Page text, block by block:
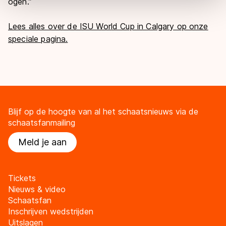
overdracht. Meer informatie vindt u in ons
Lees alles over de ISU World Cup in Calgary op onze
speciale pagina.
Blijf op de hoogte van al het schaatsnieuws via de
schaatsfanmailing
Meld je aan
Tickets
Nieuws & video
Schaatsfan
Inschrijven wedstrijden
Uitslagen